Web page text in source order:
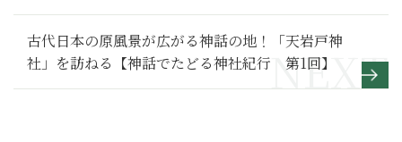
古代日本の原風景が広がる神話の地！「天岩戸神
社」を訪ねる【神話でたどる神社紀行 第1回】